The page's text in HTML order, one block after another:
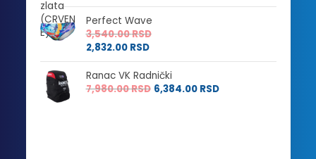
Perfect Wave
3,540.00RSD
2,832.00 RSD
Ranac VK Radnički
7,980.00RSD 6,384.00 RSD